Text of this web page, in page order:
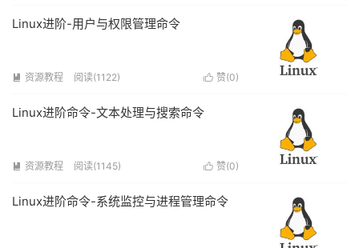
Linux进阶-用户与权限管理命令
 赞(0)
 资源教程 阅读(1122)
Linux进阶命令-文本处理与搜索命令
 赞(0)
 资源教程 阅读(1145)
Linux进阶命令-系统监控与进程管理命令